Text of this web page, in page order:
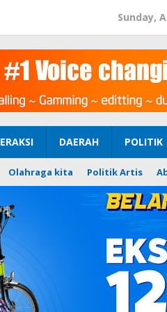
Sunday,
DAERAH POLITIK
Olahraga kita Politik Artis